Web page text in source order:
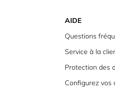
AIDE
Questions
Service à la
Protection des
Configurez vos